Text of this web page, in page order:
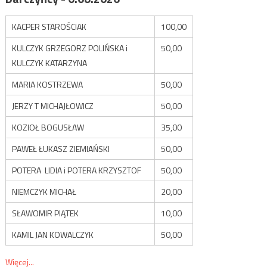
KACPER STAROŚCIAK
100,00
KULCZYK GRZEGORZ POLIŃSKA i
KULCZYK KATARZYNA
50,00
MARIA KOSTRZEWA
50,00
JERZY T MICHAJŁOWICZ
50,00
KOZIOŁ BOGUSŁAW
35,00
PAWEŁ ŁUKASZ ZIEMIAŃSKI
50,00
POTERA LIDIA i POTERA KRZYSZTOF
50,00
NIEMCZYK MICHAŁ
20,00
SŁAWOMIR PIĄTEK
10,00
KAMIL JAN KOWALCZYK
50,00
Więcej...